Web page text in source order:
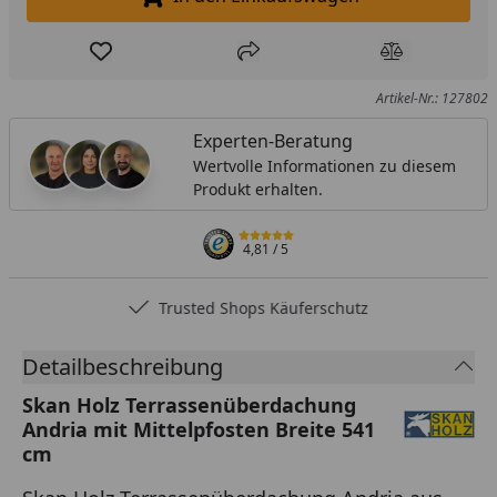
In den Einkaufswagen legen
Produkt zur Wunschliste hinzufügen
Teilen Produkt
Artikel-Nr.: 127802
Experten-Beratung
Wertvolle Informationen zu diesem
Produkt erhalten.
4,81/ 5
Trusted Shops Käuferschutz
Detailbeschreibung
Skan Holz Terrassenüberdachung
Andria mit Mittelpfosten Breite 541
cm